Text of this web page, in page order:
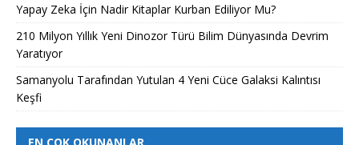
Yapay Zeka İçin Nadir Kitaplar Kurban Ediliyor Mu?
210 Milyon Yıllık Yeni Dinozor Türü Bilim Dünyasında Devrim
Yaratıyor
Samanyolu Tarafından Yutulan 4 Yeni Cüce Galaksi Kalıntısı
Keşfi